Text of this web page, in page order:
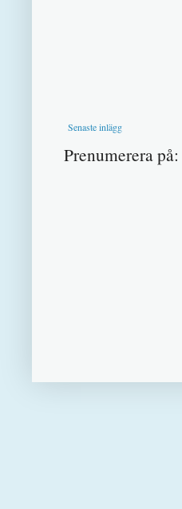
Senaste inlägg
Prenumerera på: